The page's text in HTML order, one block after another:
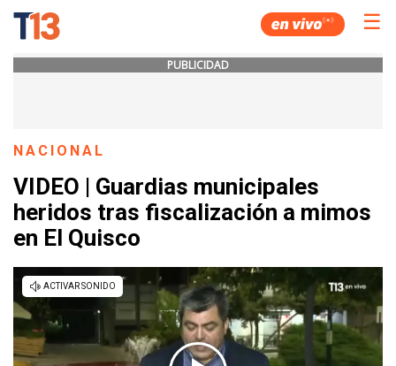
☰
PUBLICIDAD
NACIONAL
VIDEO | Guardias municipales
heridos tras fiscalización a mimos
en El Quisco